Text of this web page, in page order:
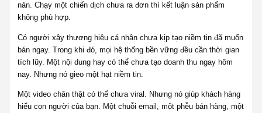
nản. Chạy một chiến dịch chưa ra đơn thì kết luận sản phẩm
không phù hợp.
Có người xây thương hiệu cá nhân chưa kịp tạo niềm tin đã muốn
bán ngay. Trong khi đó, mọi hệ thống bền vững đều cần thời gian
tích lũy. Một nội dung hay có thể chưa tạo doanh thu ngay hôm
nay. Nhưng nó gieo một hạt niềm tin.
Một video chân thật có thể chưa viral. Nhưng nó giúp khách hàng
hiểu con người của bạn. Một chuỗi email, một phễu bán hàng, một